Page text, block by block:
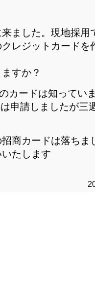
来ました。現地採用
レジットカードを
すか？
カードは知ってい
申請しましたが三
商カードは落ちま
たします